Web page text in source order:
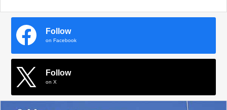
Follow
on Facebook
Follow
on X